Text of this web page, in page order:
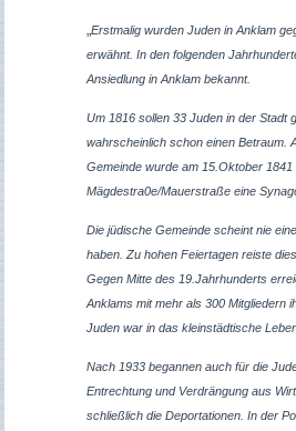
Erstmalig wurden Juden in Anklam
erwähnt. In den folgenden
Ansiedlung in Anklam bekannt.
Um 1816 sollen 33 Juden in der Stadt
wahrscheinlich schon einen Betraum.
Gemeinde wurde am 15.Oktober
Mägdestra0e/Mauerstraße eine
Die jüdische Gemeinde scheint nie
haben. Zu hohen Feiertagen reiste
Gegen Mitte des 19.Jahrhunderts
Anklams mit mehr als 300 Mitgliedern
Juden war in das kleinstädtische
Nach 1933 begannen auch für die
Entrechtung und Verdrängung aus
schließlich die Deportationen. In der